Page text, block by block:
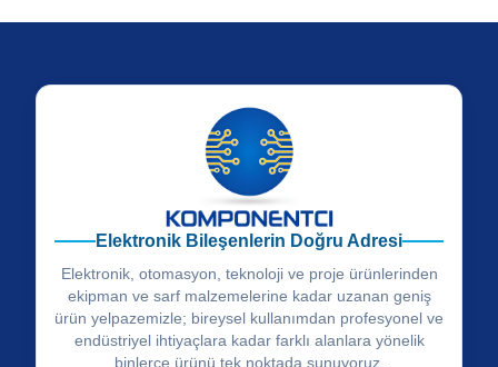
Elektronik Bileşenlerin Doğru Adresi
Elektronik, otomasyon, teknoloji ve proje ürünlerinden
ekipman ve sarf malzemelerine kadar uzanan geniş
ürün yelpazemizle; bireysel kullanımdan profesyonel ve
endüstriyel ihtiyaçlara kadar farklı alanlara yönelik
binlerce ürünü tek noktada sunuyoruz.